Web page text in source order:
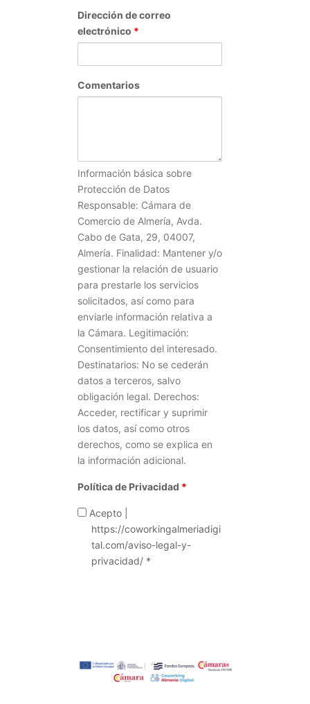
Dirección de correo
electrónico *
Comentarios
Información básica sobre
Protección de Datos
Responsable: Cámara de
Comercio de Almería, Avda.
Cabo de Gata, 29, 04007,
Almería. Finalidad: Mantener y/o
gestionar la relación de usuario
para prestarle los servicios
solicitados, así como para
enviarle información relativa a
la Cámara. Legitimación:
Consentimiento del interesado.
Destinatarios: No se cederán
datos a terceros, salvo
obligación legal. Derechos:
Acceder, rectificar y suprimir
los datos, así como otros
derechos, como se explica en
la información adicional.
Política de Privacidad *
Acepto |
https://coworkingalmeriadigi
tal.com/aviso-legal-y-
privacidad/ *